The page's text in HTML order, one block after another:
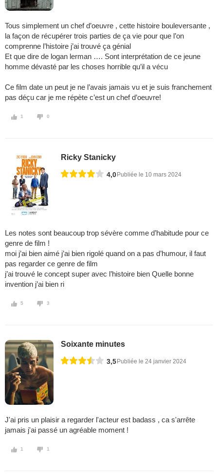
Tous simplement un chef d’oeuvre , cette histoire bouleversante ,
la façon de récupérer trois parties de ça vie pour que l’on
comprenne l’histoire j’ai trouvé ça génial
Et que dire de logan lerman …. Sont interprétation de ce jeune
homme dévasté par les choses horrible qu’il a vécu
Ce film date un peut je ne l’avais jamais vu et je suis franchement
pas déçu car je me répète c’est un chef d’oeuvre!
1 0
Ricky Stanicky
4,0 Publiée le 10 mars 2024
Les notes sont beaucoup trop sévère comme d’habitude pour ce
genre de film !
moi j’ai bien aimé j’ai bien rigolé quand on a pas d’humour, il faut
pas regarder ce genre de film
j’ai trouvé le concept super avec l’histoire bien Quelle bonne
invention j’ai bien ri
5 3
Soixante minutes
3,5 Publiée le 24 janvier 2024
J'ai pris un plaisir a regarder l'acteur est badass , ca s'arrête
jamais j'ai passé un agréable moment !
1 1